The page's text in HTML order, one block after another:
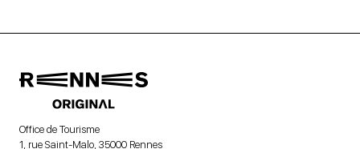
Office de Tourisme
1, rue Saint-Malo, 35000 Rennes